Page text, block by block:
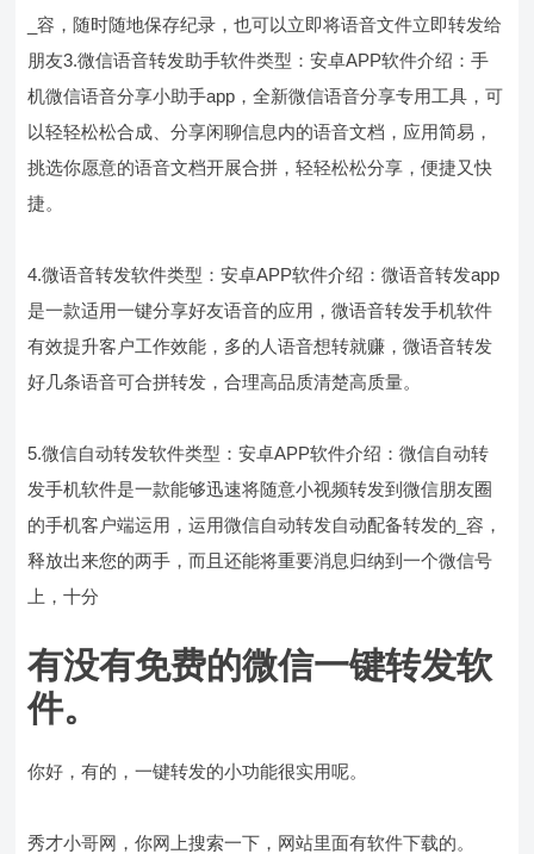
_容，随时随地保存纪录，也可以立即将语音文件立即转发给
朋友3.微信语音转发助手软件类型：安卓APP软件介绍：手
机微信语音分享小助手app，全新微信语音分享专用工具，可
以轻轻松松合成、分享闲聊信息内的语音文档，应用简易，
挑选你愿意的语音文档开展合拼，轻轻松松分享，便捷又快
捷。
4.微语音转发软件类型：安卓APP软件介绍：微语音转发app
是一款适用一键分享好友语音的应用，微语音转发手机软件
有效提升客户工作效能，多的人语音想转就赚，微语音转发
好几条语音可合拼转发，合理高品质清楚高质量。
5.微信自动转发软件类型：安卓APP软件介绍：微信自动转
发手机软件是一款能够迅速将随意小视频转发到微信朋友圈
的手机客户端运用，运用微信自动转发自动配备转发的_容，
释放出来您的两手，而且还能将重要消息归纳到一个微信号
上，十分
有没有免费的微信一键转发软
件。
你好，有的，一键转发的小功能很实用呢。
秀才小哥网，你网上搜索一下，网站里面有软件下载的。